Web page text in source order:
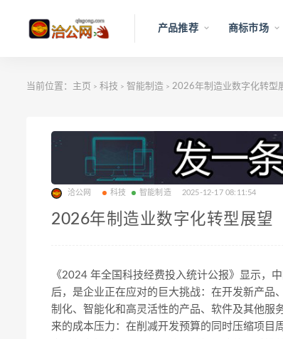
产品推荐 商标市场
当前位置： 主页 > 科技 > 智能制造 > 2026年制造业数字化转型
洽公网 科技 智能制造 2025-12-17 08:11:54
2026年制造业数字化转型展望
《2024 年全国科技经费投入统计公报》显示，
后，是企业正在应对的巨大挑战：在开发新产品
制化、智能化和高灵活性的产品、软件及其他服
来的成本压力：在削减开发预算的同时压缩项目